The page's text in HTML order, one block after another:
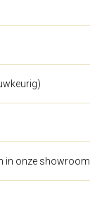
in onze showroom